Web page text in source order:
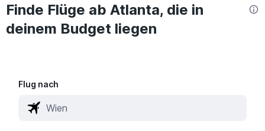
Finde Flüge ab Atlanta, die in
deinem Budget liegen
Flug nach